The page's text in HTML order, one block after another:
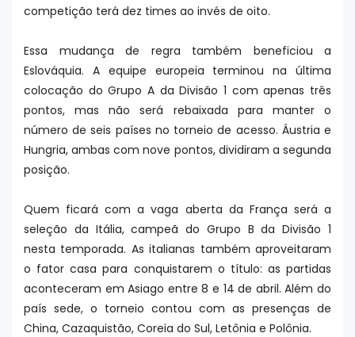
competição terá dez times ao invés de oito.
Essa mudança de regra também beneficiou a
Eslováquia. A equipe europeia terminou na última
colocação do Grupo A da Divisão 1 com apenas três
pontos, mas não será rebaixada para manter o
número de seis países no torneio de acesso. Áustria e
Hungria, ambas com nove pontos, dividiram a segunda
posição.
Quem ficará com a vaga aberta da França será a
seleção da Itália, campeã do Grupo B da Divisão 1
nesta temporada. As italianas também aproveitaram
o fator casa para conquistarem o título: as partidas
aconteceram em Asiago entre 8 e 14 de abril. Além do
país sede, o torneio contou com as presenças de
China, Cazaquistão, Coreia do Sul, Letônia e Polônia.